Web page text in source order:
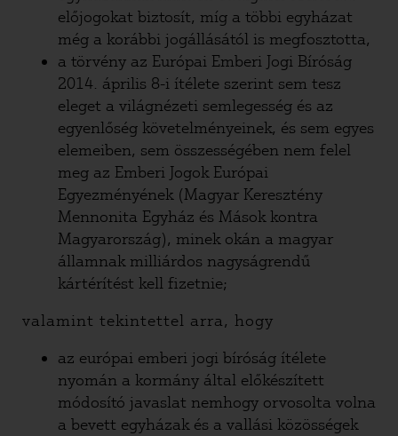
előjogokat biztosít, míg a többi egyházat
még a korábbi jogállásától is megfosztotta,
a törvény az Európai Emberi Jogi Bíróság
2014. április 8-i ítélete szerint sem tesz
eleget a világnézeti semlegesség és az
egyenlőség követelményeinek, és sem egyes
elemeiben, sem összességében nem felel
meg az Emberi Jogok Európai
Egyezményének (Magyar Keresztény
Mennonita Egyház és Mások kontra
Magyarország), minek okán a magyar
államnak milliárdos nagyságrendű
kártérítést kell fizetnie;
valamint tekintettel arra, hogy
az európai emberi jogi bíróság ítélete
nyomán a kormány által előkészített
módosító javaslat nemhogy orvosolta volna
a bevett egyházak és a vallási közösségek